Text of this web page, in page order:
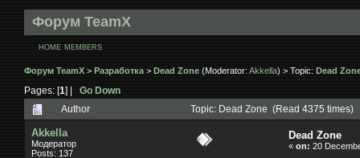
Форум TeamX
HOME MEMBERS
Форум TeamX > Разработка > Dead Zone (Moderator: Akkella) > Topic: Dead
Pages: [1] | Go Down
Author
Topic: Dead Zone (Read 4375 times)
Akkella
Модератор
Posts: 137
Dead Zone
« on: 20